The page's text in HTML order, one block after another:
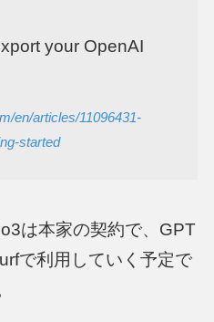
your OpenAI
en/articles/11096431-
started
は本家の契約で、GPT
で利用していく予定で